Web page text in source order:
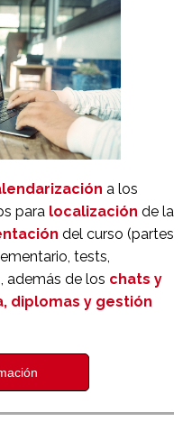
a los
para localización de la
del curso (partes
tests,
además de los chats y
diplomas y gestión